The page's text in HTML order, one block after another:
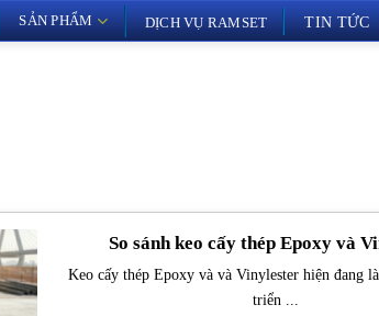
SẢN PHẨM DỊCH VỤ RAMSET TIN TỨC
So sánh keo cấy thép Epoxy và
Keo cấy thép Epoxy và và Vinylester hiện đang
triển ...